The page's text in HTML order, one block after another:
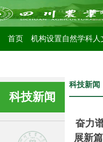
科
首页 机构设置自然学科人
科技新闻
科技新闻
奋力
展新